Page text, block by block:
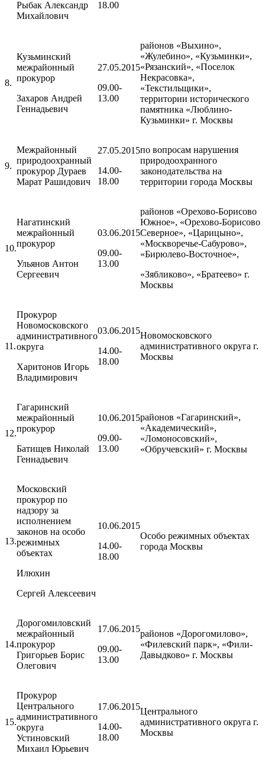
Рыбак Александр
Михайлович
18.00
8.
Кузьминский
межрайонный
прокурор
Захаров Андрей
Геннадьевич
27.05.2015
09.00-
13.00
районов «Выхино»,
«Жулебино», «Кузьминки»,
«Рязанский», «Поселок
Некрасовка»,
«Текстильщики»,
территории исторического
памятника «Люблино-
Кузьминки» г. Москвы
9.
Межрайонный
природоохранный
прокурор Дураев
Марат Рашидович
27.05.2015
14.00-
18.00
по вопросам нарушения
природоохранного
законодательства на
территории города Москвы
10.
Нагатинский
межрайонный
прокурор
Ульянов Антон
Сергеевич
03.06.2015
09.00-
13.00
районов «Орехово-Борисово
Южное», «Орехово-Борисово
Северное», «Царицыно»,
«Москворечье-Сабурово»,
«Бирюлево-Восточное»,
«Зябликово», «Братеево» г.
Москвы
11.
Прокурор
Новомосковского
административного
округа
Харитонов Игорь
Владимирович
03.06.2015
14.00-
18.00
Новомосковского
административного округа г.
Москвы
12.
Гагаринский
межрайонный
прокурор
Батищев Николай
Геннадьевич
10.06.2015
09.00-
13.00
районов «Гагаринский»,
«Академический»,
«Ломоносовский»,
«Обручевский» г. Москвы
13.
Московский
прокурор по
надзору за
исполнением
законов на особо
режимных
объектах
Илюхин
Сергей Алексеевич
10.06.2015
14.00-
18.00
Особо режимных объектах
города Москвы
14.
Дорогомиловский
межрайонный
прокурор
Григорьев Борис
Олегович
17.06.2015
09.00-
13.00
районов «Дорогомилово»,
«Филевский парк», «Фили-
Давыдково» г. Москвы
15.
Прокурор
Центрального
административного
округа
Устиновский
Михаил Юрьевич
17.06.2015
14.00-
18.00
Центрального
административного округа г.
Москвы